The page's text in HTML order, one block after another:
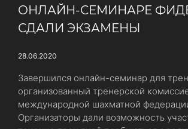
ОНЛАЙН-СЕМИНАРЕ
СДАЛИ ЭКЗАМЕНЫ
28.06.2020
Завершился онлайн-семинар для
организованный тренерской
международной шахматной
Организаторы дали возможность